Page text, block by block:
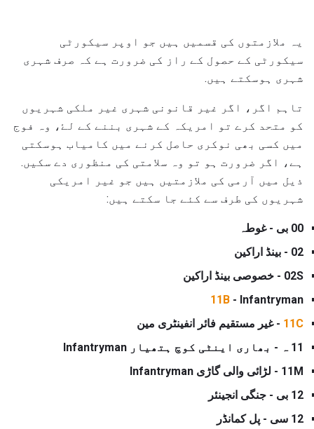
یہ ملازمتوں کی قسمیں ہیں جو اوپر سیکورٹی
سیکورٹی کے حصول کے راز کی ضرورت ہے کہ صرف شہری
شہری ہوسکتے ہیں.
تاہم اگر، اگر غیر قانونی شہری غیر ملکی شہریوں
کو متحد کرے تو امریکہ کے شہری بننے کے لۓ، وہ فوج
میں کسی بھی نوکری حاصل کرنے میں کامیاب ہوسکتی
ہے، اگر ضرورت ہو تو وہ سلامتی کی منظوری دے سکیں.
ذیل میں آرمی کی ملازمتیں ہیں جو غیر امریکی
شہریوں کی طرف سے کئے جا سکتے ہیں:
00 بی - غوطہ
02 - بینڈ اراکین
02S - خصوصی بینڈ اراکین
11B - Infantryman
11C - غیر مستقیم فائر انفینٹری مین
11 ہ - بھاری اینٹی کوچ ہتھیار Infantryman
11M - لڑائی والی گاڑی Infantryman
12 بی - جنگی انجینئر
12 سی - پل کمانڈر